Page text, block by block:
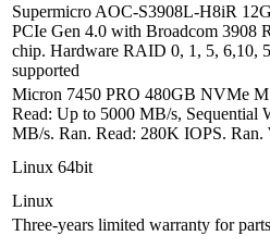
Supermicro AOC-S3908L-H8iR
PCIe Gen 4.0 with Broadcom 3908
chip. Hardware RAID 0, 1, 5, 6,10,
supported
Micron 7450 PRO 480GB NVMe
Read: Up to 5000 MB/s, Sequential
MB/s. Ran. Read: 280K IOPS. Ran.
Linux 64bit
Linux
Three-years limited warranty for